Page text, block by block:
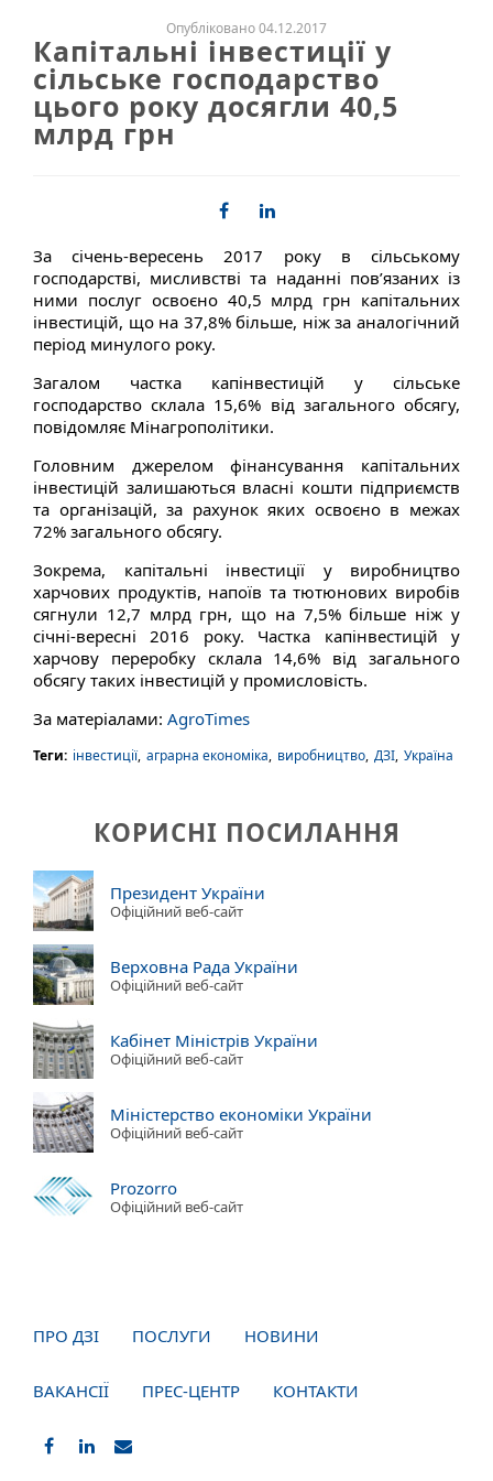
Опубліковано 04.12.2017
Капітальні інвестиції у
сільське господарство
цього року досягли 40,5
млрд грн
За січень-вересень 2017 року в сільському
господарстві, мисливстві та наданні пов’язаних із
ними послуг освоєно 40,5 млрд грн капітальних
інвестицій, що на 37,8% більше, ніж за аналогічний
період минулого року.
Загалом частка капінвестицій у сільське
господарство склала 15,6% від загального обсягу,
повідомляє Мінагрополітики.
Головним джерелом фінансування капітальних
інвестицій залишаються власні кошти підприємств
та організацій, за рахунок яких освоєно в межах
72% загального обсягу.
Зокрема, капітальні інвестиції у виробництво
харчових продуктів, напоїв та тютюнових виробів
сягнули 12,7 млрд грн, що на 7,5% більше ніж у
січні-вересні 2016 року. Частка капінвестицій у
харчову переробку склала 14,6% від загального
обсягу таких інвестицій у промисловість.
За матеріалами: AgroTimes
Теги: інвестиції, аграрна економіка, виробництво, ДЗІ, Україна
КОРИСНІ ПОСИЛАННЯ
Президент України
Офіційний веб-сайт
Верховна Рада України
Офіційний веб-сайт
Кабінет Міністрів України
Офіційний веб-сайт
Міністерство економіки України
Офіційний веб-сайт
Prozorro
Офіційний веб-сайт
ПРО ДЗІ ПОСЛУГИ НОВИНИ
ВАКАНСІЇ ПРЕС-ЦЕНТР КОНТАКТИ